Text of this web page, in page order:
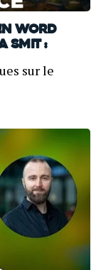
word
Smit :
sur le